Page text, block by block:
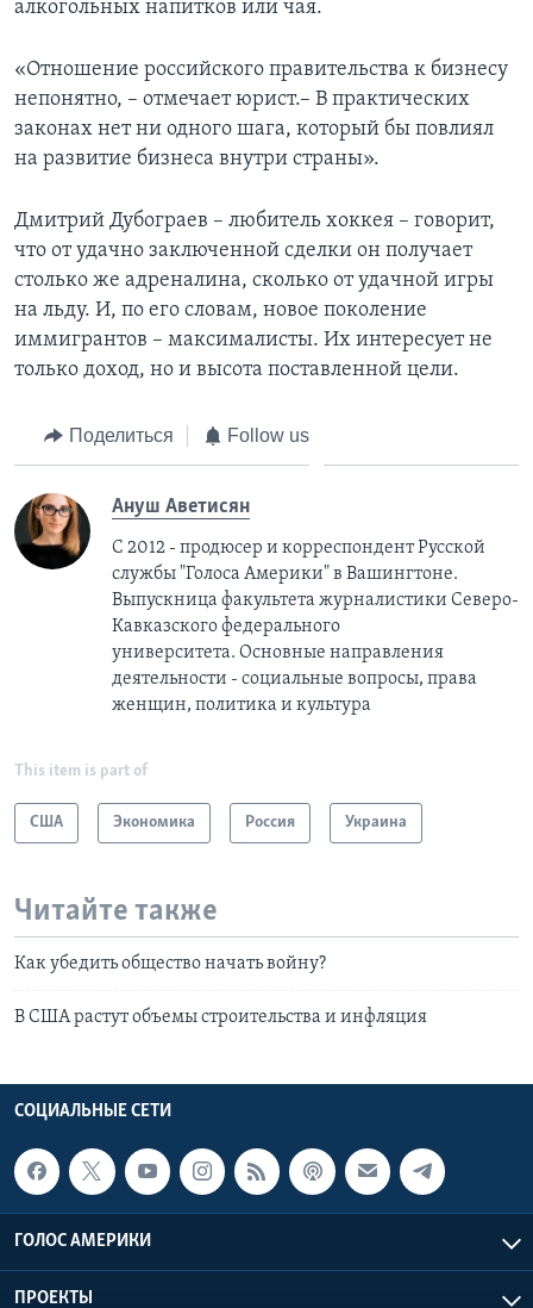
алкогольных напитков или чая.
«Отношение российского правительства к бизнесу
непонятно, – отмечает юрист.– В практических
законах нет ни одного шага, который бы повлиял
на развитие бизнеса внутри страны».
Дмитрий Дубограев – любитель хоккея – говорит,
что от удачно заключенной сделки он получает
столько же адреналина, сколько от удачной игры
на льду. И, по его словам, новое поколение
иммигрантов – максималисты. Их интересует не
только доход, но и высота поставленной цели.
Поделиться Follow us
Ануш Аветисян
С 2012 - продюсер и корреспондент Русской
службы "Голоса Америки" в Вашингтоне.
Выпускница факультета журналистики Северо-
Кавказского федерального
университета. Основные направления
деятельности - социальные вопросы, права
женщин, политика и культура
This item is part of
США Экономика Россия Украина
Читайте также
Как убедить общество начать войну?
В США растут объемы строительства и инфляция
СОЦИАЛЬНЫЕ СЕТИ
ГОЛОС АМЕРИКИ
ПРОЕКТЫ